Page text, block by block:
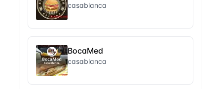
casablanca
BocaMed
casablanca